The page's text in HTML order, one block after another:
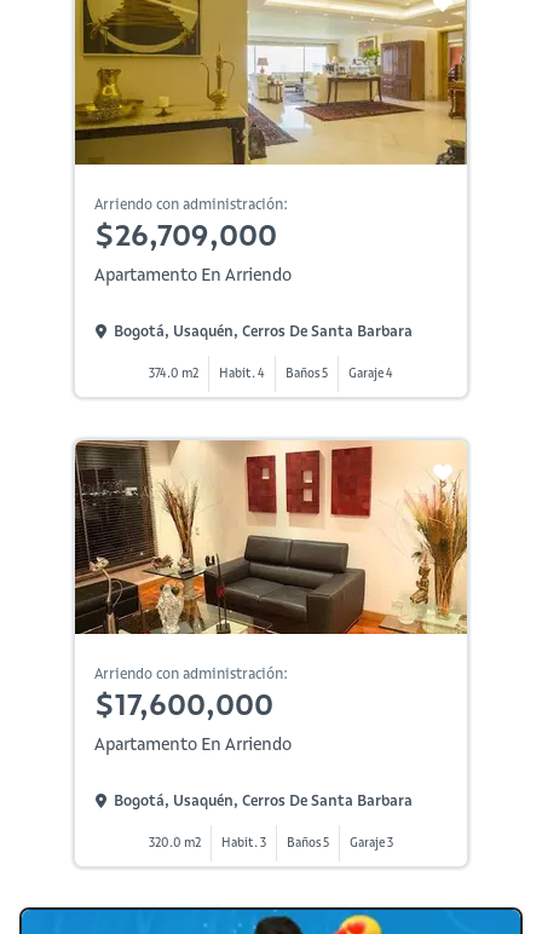
Arriendo con administración:
$26,709,000
Apartamento En Arriendo
Bogotá, Usaquén, Cerros De Santa Barbara
374.0 m2 Habit. 4 Baños 5 Garaje 4
Arriendo con administración:
$17,600,000
Apartamento En Arriendo
Bogotá, Usaquén, Cerros De Santa Barbara
320.0 m2 Habit. 3 Baños 5 Garaje 3